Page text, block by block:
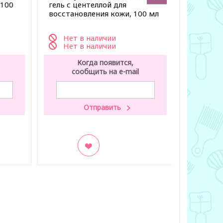
гель с центеллой для
восстановления кожи, 100 мл
Нет в наличии
Нет в наличии
Когда появится,
сообщить на e-mail